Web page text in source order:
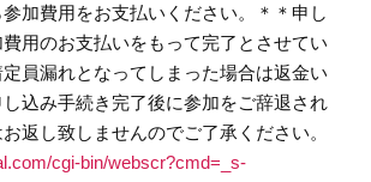
加費用をお支払いください。＊＊申し
用のお支払いをもって完了とさせてい
員漏れとなってしまった場合は返金い
込み手続き完了後に参加をご辞退され
返し致しませんのでご了承ください。
cgi-bin/webscr?cmd=_s-